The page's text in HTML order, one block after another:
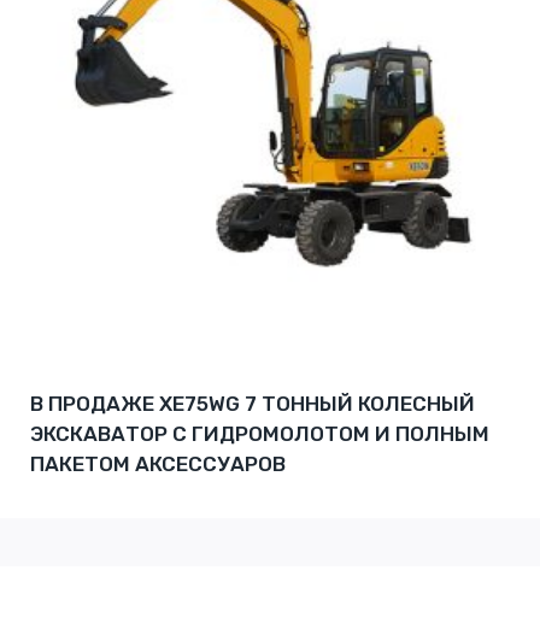
В ПРОДАЖЕ XE75WG 7 ТОННЫЙ КОЛЕСНЫЙ
ЭКСКАВАТОР С ГИДРОМОЛОТОМ И ПОЛНЫМ
ПАКЕТОМ АКСЕССУАРОВ